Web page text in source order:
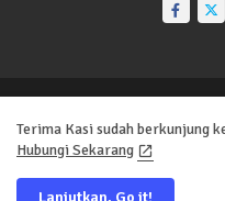
All Right
Site Maps
Terima Kasi sudah berkunjung
Hubungi Sekarang
Lanjutkan, Go it!